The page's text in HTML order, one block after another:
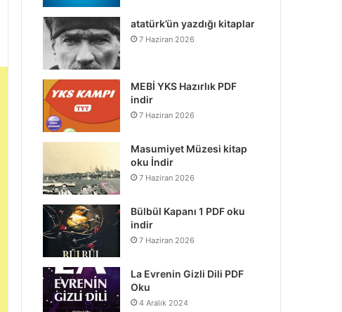
atatürk’ün yazdığı kitaplar
7 Haziran 2026
MEBİ YKS Hazırlık PDF
indir
7 Haziran 2026
Masumiyet Müzesi kitap
oku İndir
7 Haziran 2026
Bülbül Kapanı 1 PDF oku
indir
7 Haziran 2026
La Evrenin Gizli Dili PDF
Oku
4 Aralık 2024